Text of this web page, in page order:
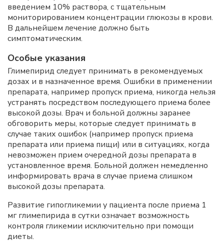
введением 10% раствора, с тщательным
мониторированием концентрации глюкозы в крови.
В дальнейшем лечение должно быть
симптоматическим.
Особые указания
Глимепирид следует принимать в рекомендуемых
дозах и в назначенное время. Ошибки в применении
препарата, например пропуск приема, никогда нельзя
устранять посредством последующего приема более
высокой дозы. Врач и больной должны заранее
обговорить меры, которые следует принимать в
случае таких ошибок (например пропуск приема
препарата или приема пищи) или в ситуациях, когда
невозможен прием очередной дозы препарата в
установленное время. Больной должен немедленно
информировать врача в случае приема слишком
высокой дозы препарата.
Развитие гипогликемии у пациента после приема 1
мг глимепирида в сутки означает возможность
контроля гликемии исключительно при помощи
диеты.